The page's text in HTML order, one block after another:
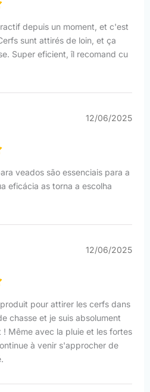
depuis un moment, et c'est
sunt attirés de loin, et ça
Super eficient, îl recomand cu
12/06/2025
veados são essenciais para a
eficácia as torna a escolha
12/06/2025
pour attirer les cerfs dans
chasse et je suis absolument
! Même avec la pluie et les fortes
à venir s'approcher de